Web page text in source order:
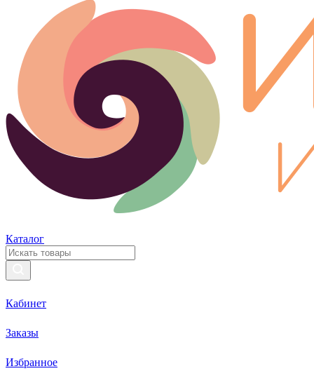
Каталог
Кабинет
Заказы
Избранное